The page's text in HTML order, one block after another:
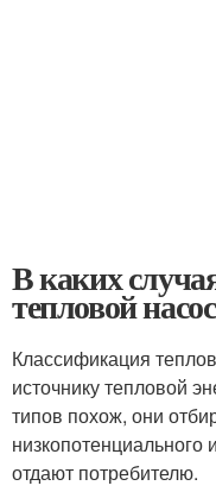
В каких
тепловой насос
Классификация
источнику тепловой
типов похож, они
низкопотенциального
отдают потребителю.